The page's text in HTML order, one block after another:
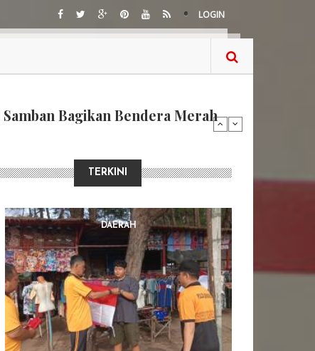
LOGIN
Resmi, Tiga Guru SD IT
TERKINI
DAERAH